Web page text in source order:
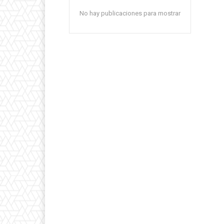
No hay publicaciones para mostrar